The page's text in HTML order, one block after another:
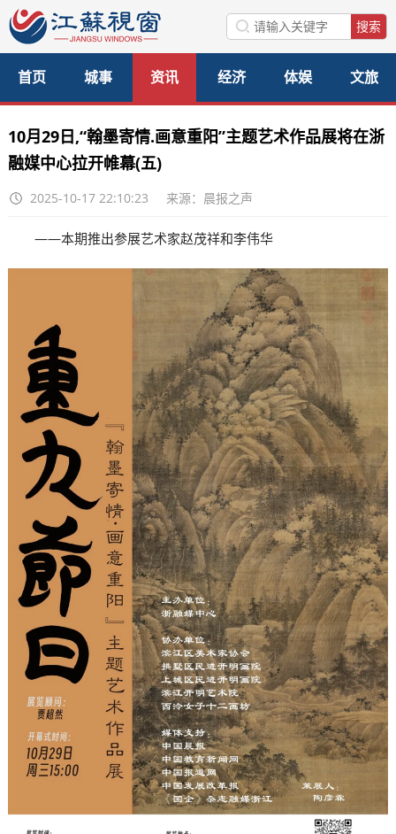
首页 城事 资讯 经济 体娱 文旅
美食 公益 访谈
10月29日,“翰墨寄情.画意重阳”主题艺术作品展将在浙
融媒中心拉开帷幕(五)
2025-10-17 22:10:23 来源：晨报之声
——本期推出参展艺术家赵茂祥和李伟华